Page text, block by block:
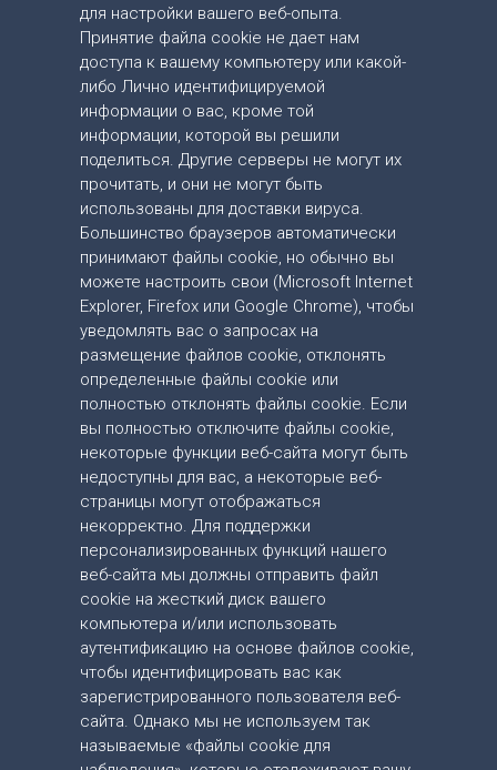
для настройки вашего веб-опыта.
Принятие файла cookie не дает нам
доступа к вашему компьютеру или какой-
либо Лично идентифицируемой
информации о вас, кроме той
информации, которой вы решили
поделиться. Другие серверы не могут их
прочитать, и они не могут быть
использованы для доставки вируса.
Большинство браузеров автоматически
принимают файлы cookie, но обычно вы
можете настроить свои (Microsoft Internet
Explorer, Firefox или Google Chrome), чтобы
уведомлять вас о запросах на
размещение файлов cookie, отклонять
определенные файлы cookie или
полностью отклонять файлы cookie. Если
вы полностью отключите файлы cookie,
некоторые функции веб-сайта могут быть
недоступны для вас, а некоторые веб-
страницы могут отображаться
некорректно. Для поддержки
персонализированных функций нашего
веб-сайта мы должны отправить файл
cookie на жесткий диск вашего
компьютера и/или использовать
аутентификацию на основе файлов cookie,
чтобы идентифицировать вас как
зарегистрированного пользователя веб-
сайта. Однако мы не используем так
называемые «файлы cookie для